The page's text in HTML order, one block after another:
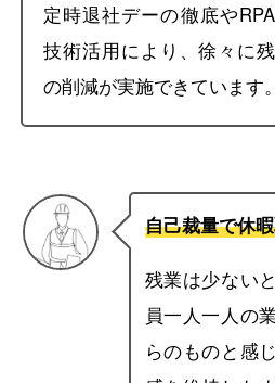
定時退社デーの徹底や
技術活用により、徐々に
の削減が実施できています。
自己裁量で休
残業は少ない
員一人一人の
らのものと感